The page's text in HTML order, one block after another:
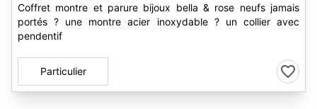
Coffret montre et parure bijoux bella & rose neufs jamais
portés ? une montre acier inoxydable ? un collier avec
pendentif
Particulier